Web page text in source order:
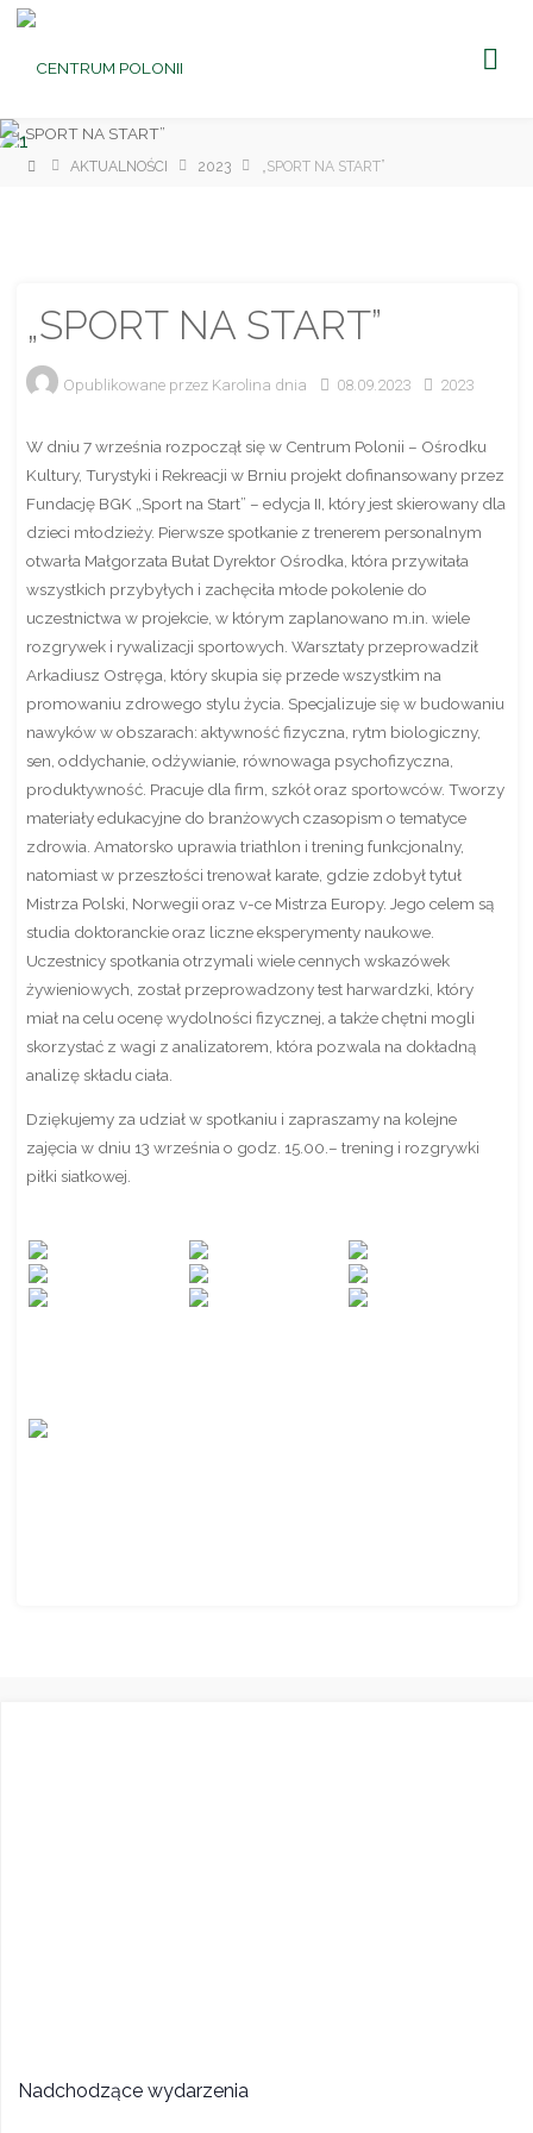
StronaAKTUALNOŚCI 2023 „SPORT NA START”
„SPORT NA START”
Opublikowane przez Karolina dnia 08.09.2023 2023
W dniu 7 września rozpoczął się w Centrum Polonii – Ośrodku
Kultury, Turystyki i Rekreacji w Brniu projekt dofinansowany przez
Fundację BGK „Sport na Start” – edycja II, który jest skierowany dla
dzieci młodzieży. Pierwsze spotkanie z trenerem personalnym
otwarła Małgorzata Bułat Dyrektor Ośrodka, która przywitała
wszystkich przybyłych i zachęciła młode pokolenie do
uczestnictwa w projekcie, w którym zaplanowano m.in. wiele
rozgrywek i rywalizacji sportowych. Warsztaty przeprowadził
Arkadiusz Ostręga, który skupia się przede wszystkim na
promowaniu zdrowego stylu życia. Specjalizuje się w budowaniu
nawyków w obszarach: aktywność fizyczna, rytm biologiczny,
sen, oddychanie, odżywianie, równowaga psychofizyczna,
produktywność. Pracuje dla firm, szkół oraz sportowców. Tworzy
materiały edukacyjne do branżowych czasopism o tematyce
zdrowia. Amatorsko uprawia triathlon i trening funkcjonalny,
natomiast w przeszłości trenował karate, gdzie zdobył tytuł
Mistrza Polski, Norwegii oraz v-ce Mistrza Europy. Jego celem są
studia doktoranckie oraz liczne eksperymenty naukowe.
Uczestnicy spotkania otrzymali wiele cennych wskazówek
żywieniowych, został przeprowadzony test harwardzki, który
miał na celu ocenę wydolności fizycznej, a także chętni mogli
skorzystać z wagi z analizatorem, która pozwala na dokładną
analizę składu ciała.
Dziękujemy za udział w spotkaniu i zapraszamy na kolejne
zajęcia w dniu 13 września o godz. 15.00.– trening i rozgrywki
piłki siatkowej.
Nadchodzące wydarzenia